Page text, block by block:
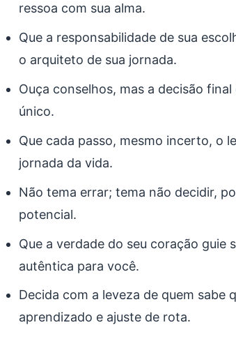
ressoa com sua alma.
Que a responsabilidade de sua
o arquiteto de sua jornada.
Ouça conselhos, mas a decisão
único.
Que cada passo, mesmo incerto, o
jornada da vida.
Não tema errar; tema não decidir,
potencial.
Que a verdade do seu coração guie
autêntica para você.
Decida com a leveza de quem sabe
aprendizado e ajuste de rota.